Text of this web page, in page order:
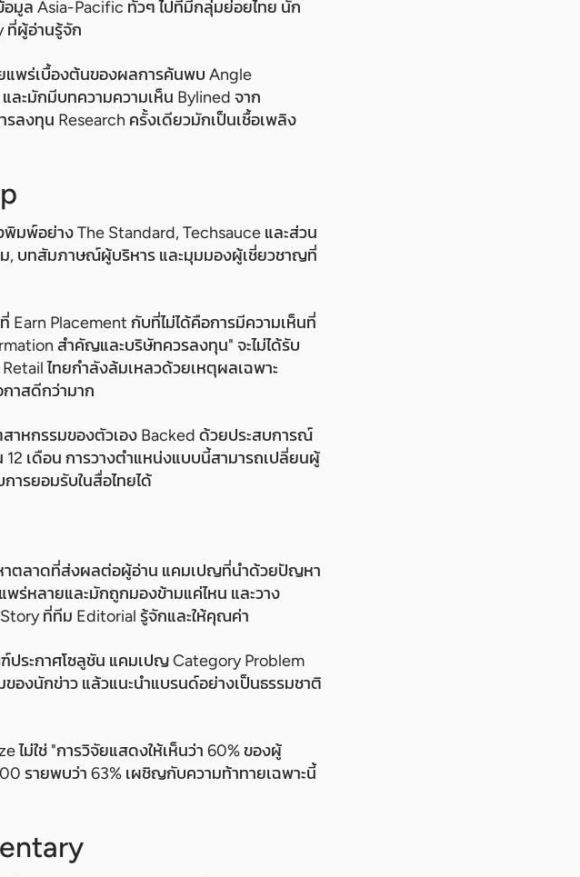
มูล Asia-Pacific ทั่วๆ ไปที่มีกลุ่มย่อยไทย นัก
ที่ผู้อ่านรู้จัก
แพร่เบื้องต้นของผลการค้นพบ Angle
ะมักมีบทความความเห็น Bylined จาก
งทุน Research ครั้งเดียวมักเป็นเชื้อเพลิง
พ์อย่าง The Standard, Techsauce และส่วน
, บทสัมภาษณ์ผู้บริหาร และมุมมองผู้เชี่ยวชาญที่
Placement กับที่ไม่ได้คือการมีความเห็นที่
สำคัญและบริษัทควรลงทุน" จะไม่ได้รับ
ไทยกำลังล้มเหลวด้วยเหตุผลเฉพาะ
าสดีกว่ามาก
หกรรมของตัวเอง Backed ด้วยประสบการณ์
เดือน การวางตำแหน่งแบบนี้สามารถเปลี่ยนผู้
ารยอมรับในสื่อไทยได้
าตลาดที่ส่งผลต่อผู้อ่าน แคมเปญที่นำด้วยปัญหา
ร่หลายและมักถูกมองข้ามแค่ไหน และวาง
ที่ทีม Editorial รู้จักและให้คุณค่า
ะกาศโซลูชัน แคมเปญ Category Problem
งนักข่าว แล้วแนะนำแบรนด์อย่างเป็นธรรมชาติ
ไม่ใช่ "การวิจัยแสดงให้เห็นว่า 60% ของผู้
รายพบว่า 63% เผชิญกับความท้าทายเฉพาะนี้